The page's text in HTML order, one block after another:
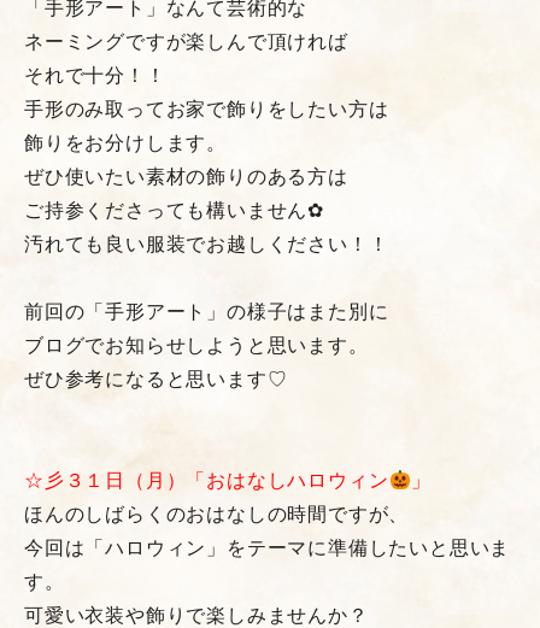
「手形アート」なんて芸術的な
ネーミングですが楽しんで頂ければ
それで十分！！
手形のみ取ってお家で飾りをしたい方は
飾りをお分けします。
ぜひ使いたい素材の飾りのある方は
ご持参くださっても構いません✿
汚れても良い服装でお越しください！！
前回の「手形アート」の様子はまた別に
ブログでお知らせしようと思います。
ぜひ参考になると思います♡
☆彡３１日（月）「おはなしハロウィン
」
ほんのしばらくのおはなしの時間ですが、
今回は「ハロウィン」をテーマに準備したいと思いま
す。
可愛い衣装や飾りで楽しみませんか？